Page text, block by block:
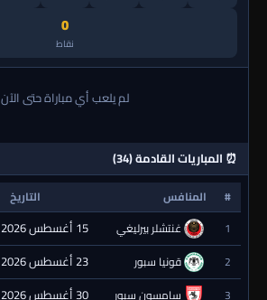
0
نقاط
لم يلعب أي مباراة حتى الآن
⏰ المباريات القادمة (34)
# المنافس التاريخ
1
غنتشلر بيرليغي 15 أغسطس 2026 - 21:30
2 قونيا سبور 23 أغسطس 2026 - 20:00
3 سامسون سبور 30 أغسطس 2026 - 20:00